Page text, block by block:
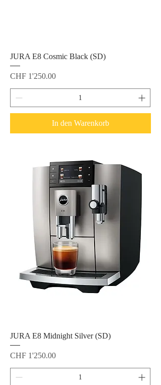
JURA E8 Cosmic Black (SD)
Preis
CHF 1'250.00
In den Warenkorb
JURA E8 Midnight Silver (SD)
Preis
CHF 1'250.00